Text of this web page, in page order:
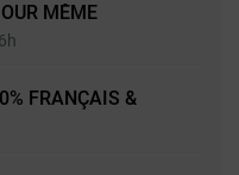
MÊME
FRANÇAIS &